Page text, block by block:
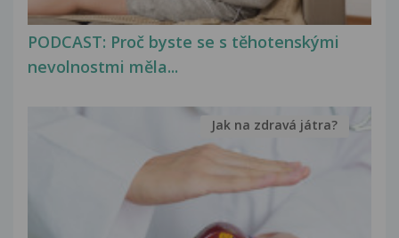
PODCAST: Proč byste se s těhotenskými
nevolnostmi měla...
Jak na zdravá játra?